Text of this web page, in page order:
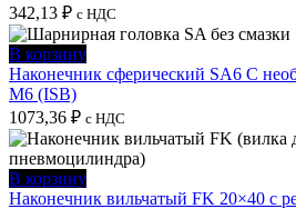
342,13 ₽ с НДС
В корзину
Наконечник сферический SA6 C
M6 (ISB)
1073,36 ₽ с НДС
В корзину
Наконечник вильчатый FK 20×40 с